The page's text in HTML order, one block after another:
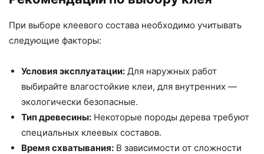
При выборе клеевого состава необходимо учитывать
следующие факторы:
Условия эксплуатации: Для наружных работ
выбирайте влагостойкие клеи, для внутренних —
экологически безопасные.
Тип древесины: Некоторые породы дерева требуют
специальных клеевых составов.
Время схватывания: В зависимости от сложности